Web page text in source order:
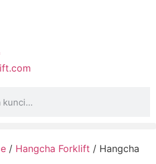
/ Hangcha Forklift / Hangcha